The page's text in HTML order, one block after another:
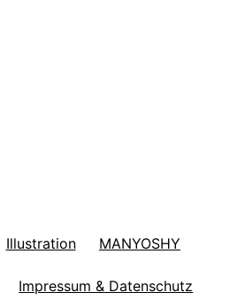
Illustration MANYOSHY
Impressum & Datenschutz